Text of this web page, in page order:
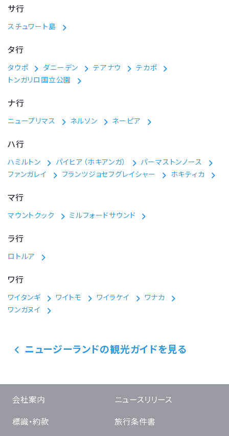
サ行
スチュワート島
タ行
タウポ ダニーデン テアナウ
テカポ
トンガリロ国立公園
ナ行
ニュープリマス ネルソン ネーピア
ハ行
ハミルトン パイヒア（ホキアンガ）
パーマストンノース
ファンガレイ
フランツジョセフグレイシャー ホキティカ
マ行
マウントクック ミルフォードサウンド
ラ行
ロトルア
ワ行
ワイタンギ ワイトモ ワイラケイ
ワナカ
ワンガヌイ
ニュージーランドの観光ガイドを見る
会社案内 ニュースリリース
標識・約款 旅行条件書